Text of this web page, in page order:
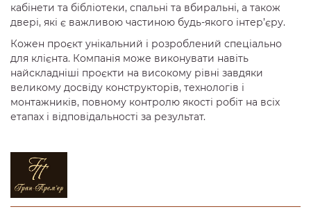
кабінети та бібліотеки, спальні та вбиральні, а також
двері, які є важливою частиною будь-якого інтер’єру.
Кожен проєкт унікальний і розроблений спеціально
для клієнта. Компанія може виконувати навіть
найскладніші проєкти на високому рівні завдяки
великому досвіду конструкторів, технологів і
монтажників, повному контролю якості робіт на всіх
етапах і відповідальності за результат.